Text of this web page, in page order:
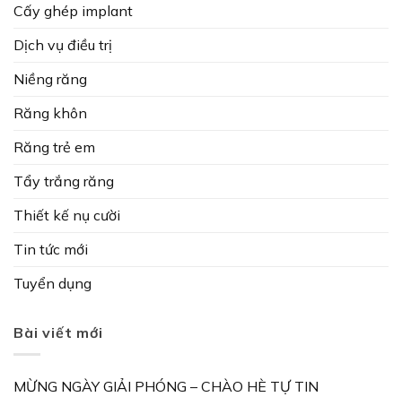
Cấy ghép implant
Dịch vụ điều trị
Niềng răng
Răng khôn
Răng trẻ em
Tẩy trắng răng
Thiết kế nụ cười
Tin tức mới
Tuyển dụng
Bài viết mới
MỪNG NGÀY GIẢI PHÓNG – CHÀO HÈ TỰ TIN